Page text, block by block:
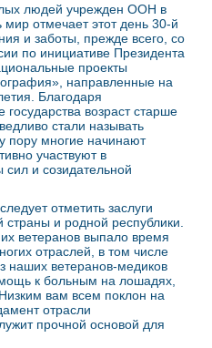
людей учрежден ООН в
мир отмечает этот день 30-й
и заботы, прежде всего, со
по инициативе Президента
проекты
направленные на
Благодаря
возраст старше
стали называть
пору многие начинают
участвуют в
и созидательной
отметить заслуги
страны и родной республики.
ветеранов выпало время
отраслей, в том числе
наших ветеранов-медиков
к больным на лошадях,
вам всем поклон на
отрасли
прочной основой для